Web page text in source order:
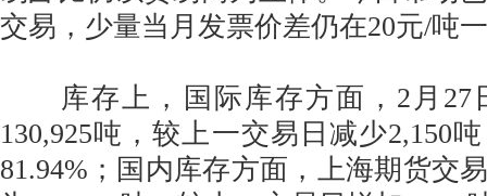
交易，少量当月发票价差仍在20元/吨
库存上，国际库存方面，2月27
130,925吨，较上一交易日减少2,150
81.94%；国内库存方面，上海期货交